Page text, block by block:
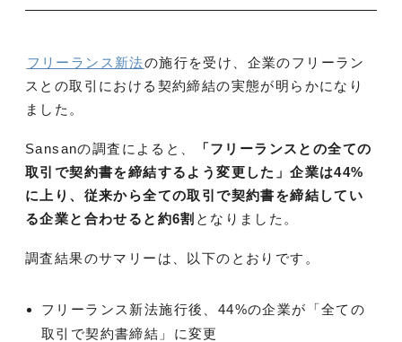
フリーランス新法の施行を受け、企業のフリーラン
スとの取引における契約締結の実態が明らかになり
ました。
Sansanの調査によると、
「フリーランスとの全ての
取引で契約書を締結するよう変更した」企業は44%
に上り、従来から全ての取引で契約書を締結してい
る企業と合わせると約6割 となりました。
調査結果のサマリーは、以下のとおりです。
フリーランス新法施行後、44%の企業が「全ての
取引で契約書締結」に変更